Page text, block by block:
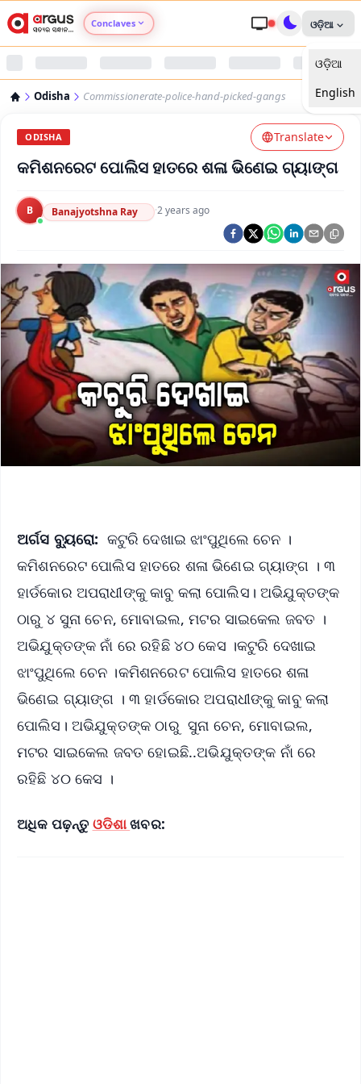
Conclaves
Argus Nari Shakti
Argus Swaad Odisha
Argus Chalo Dekhein Apna Desh
ଓଡ଼ିଆ
ଓଡ଼ିଆ
English
Odisha Commissionerate-police-hand-picked-gangs
ODISHA Translate
କମିଶନରେଟ ପୋଲିସ ହାତରେ ଶଳା ଭିଣେଇ ଗ୍ୟାଙ୍ଗ
B Banajyotshna Ray ·2 years ago
ଅର୍ଗସ ବ୍ୟୁରୋ: କଟୁରି ଦେଖାଇ ଝାଂପୁଥିଲେ ଚେନ ।
କମିଶନରେଟ ପୋଲିସ ହାତରେ ଶଳା ଭିଣେଇ ଗ୍ୟାଙ୍ଗ । ୩
ହାର୍ଡକୋର ଅପରାଧୀଙ୍କୁ କାବୁ କଲା ପୋଲିସ। ଅଭିଯୁକ୍ତଙ୍କ
ଠାରୁ ୪ ସୁନା ଚେନ, ମୋବାଇଲ, ମଟର ସାଇକେଲ ଜବତ ।
ଅଭିଯୁକ୍ତଙ୍କ ନାଁ ରେ ରହିଛି ୪୦ କେସ ।କଟୁରି ଦେଖାଇ
ଝାଂପୁଥିଲେ ଚେନ ।କମିଶନରେଟ ପୋଲିସ ହାତରେ ଶଳା
ଭିଣେଇ ଗ୍ୟାଙ୍ଗ । ୩ ହାର୍ଡକୋର ଅପରାଧୀଙ୍କୁ କାବୁ କଲା
ପୋଲିସ। ଅଭିଯୁକ୍ତଙ୍କ ଠାରୁ ସୁନା ଚେନ, ମୋବାଇଲ,
ମଟର ସାଇକେଲ ଜବତ ହୋଇଛି..ଅଭିଯୁକ୍ତଙ୍କ ନାଁ ରେ
ରହିଛି ୪୦ କେସ ।
ଅଧିକ ପଢ଼ନ୍ତୁ ଓଡିଶାଖବର: